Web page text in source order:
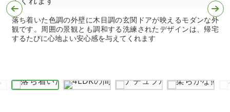
落ち着いた色調の外壁に木目調の玄関ドアが映えるモダンな外
観です。周囲の景観とも調和する洗練されたデザインは、帰宅
するたびに心地よい安心感を与えてくれます